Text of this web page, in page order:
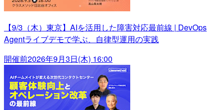
【9/3（木）東京】AIを活用した障害対応最前線 | DevOps
Agentライブデモで学ぶ、自律型運用の実践
開催前2026年9月3日(木) 16:00